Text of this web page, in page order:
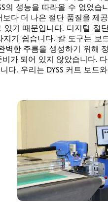
의 성능을 따라올 수 없었
다 더 나은 절단 품질을 제
있기 때문입니다. 디지털 절
지기 쉽습니다. 칼 도구는 보
벽한 주름을 생성하기 위해
가 되어 있지 않았습니다.
다. 우리는 DYSS 커트 보드